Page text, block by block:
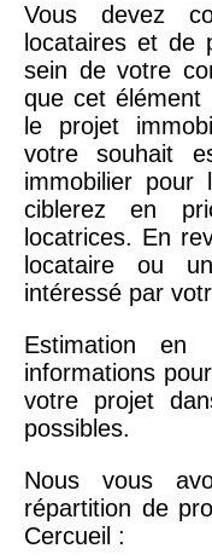
Vous devez
locataires et de
sein de votre
que cet élément
le projet
votre souhait
immobilier
ciblerez en
locatrices. En
locataire ou
intéressé par
Estimation en
informations
votre projet
possibles.
Nous vous
répartition de
Cercueil :